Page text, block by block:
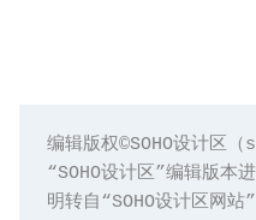
编辑版权©️SOHO设计区
“SOHO设计区”编辑版本
明转自“SOHO设计区网站”